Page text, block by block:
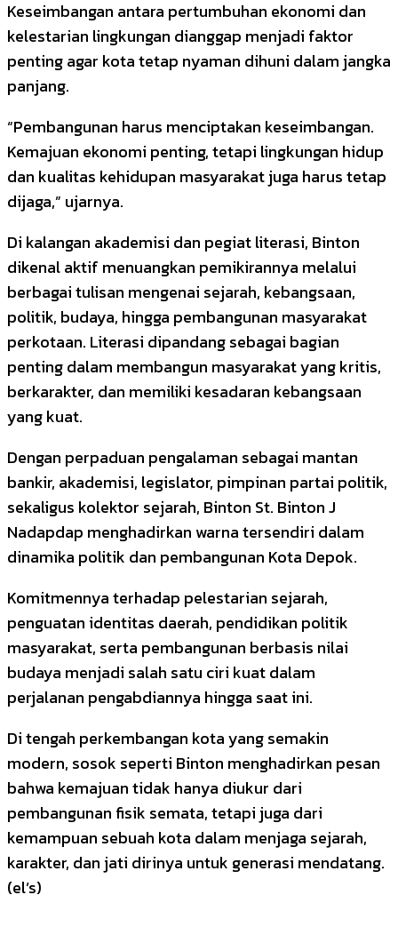
Keseimbangan antara pertumbuhan ekonomi dan
kelestarian lingkungan dianggap menjadi faktor
penting agar kota tetap nyaman dihuni dalam jangka
panjang.
“Pembangunan harus menciptakan keseimbangan.
Kemajuan ekonomi penting, tetapi lingkungan hidup
dan kualitas kehidupan masyarakat juga harus tetap
dijaga,” ujarnya.
Di kalangan akademisi dan pegiat literasi, Binton
dikenal aktif menuangkan pemikirannya melalui
berbagai tulisan mengenai sejarah, kebangsaan,
politik, budaya, hingga pembangunan masyarakat
perkotaan. Literasi dipandang sebagai bagian
penting dalam membangun masyarakat yang kritis,
berkarakter, dan memiliki kesadaran kebangsaan
yang kuat.
Dengan perpaduan pengalaman sebagai mantan
bankir, akademisi, legislator, pimpinan partai politik,
sekaligus kolektor sejarah, Binton St. Binton J
Nadapdap menghadirkan warna tersendiri dalam
dinamika politik dan pembangunan Kota Depok.
Komitmennya terhadap pelestarian sejarah,
penguatan identitas daerah, pendidikan politik
masyarakat, serta pembangunan berbasis nilai
budaya menjadi salah satu ciri kuat dalam
perjalanan pengabdiannya hingga saat ini.
Di tengah perkembangan kota yang semakin
modern, sosok seperti Binton menghadirkan pesan
bahwa kemajuan tidak hanya diukur dari
pembangunan fisik semata, tetapi juga dari
kemampuan sebuah kota dalam menjaga sejarah,
karakter, dan jati dirinya untuk generasi mendatang.
(el’s)